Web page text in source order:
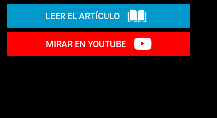
LEER EL ARTÍCULO
MIRAR EN YOUTUBE